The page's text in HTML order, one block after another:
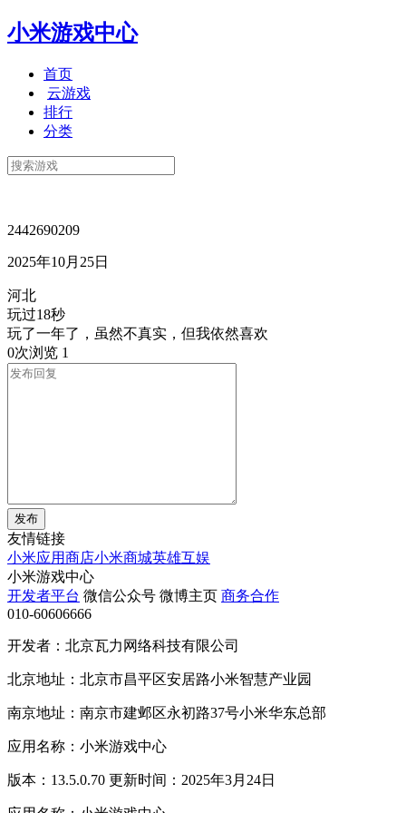
小米游戏中心
首页
云游戏
排行
分类
2442690209
2025年10月25日
河北
玩过18秒
玩了一年了，虽然不真实，但我依然喜欢
0次浏览 1
发布
友情链接
小米应用商店小米商城英雄互娱
小米游戏中心
开发者平台 微信公众号 微博主页 商务合作
010-60606666
开发者：北京瓦力网络科技有限公司
北京地址：北京市昌平区安居路小米智慧产业园
南京地址：南京市建邺区永初路37号小米华东总部
应用名称：小米游戏中心
版本：13.5.0.70 更新时间：2025年3月24日